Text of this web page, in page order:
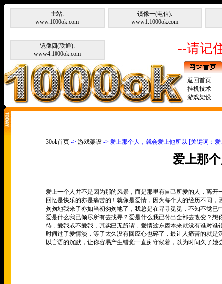
主站:
www.1000ok.com
镜像一(电信):
www1.1000ok.com
镜像四(联通):
www4.1000ok.com
--请记
返回首页
挂机技术
游戏架设
30ok首页 -> 游戏架设 -> 爱上那个人，就会爱上他所以 [关键词：
爱上那
爱上一个人并不是因为那的风景，而是那里有自己所爱的人，离
回忆是快乐的亦是痛苦的！就像是爱情，因为每个人的经历不同
匆匆地我来了亦如当初匆匆地了，我总是在寻寻觅觅，不知不觉已
爱是什么我已倾尽所有去找寻？爱是什么我已付出全部去改变？
待，爱我或不爱我，其实已无所谓，爱情这东西本来就没有谁对
时间过了爱情淡，等了太久没有回应心也碎了，最让人痛苦的就
以言语的沉默，让你容易产生错觉一直痴守候着，以为时间久了她